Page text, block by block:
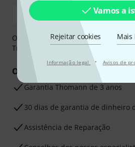
Vamos a
Rejeitar cookies Mais
Informação legal · Avisos de
O pagamento pode ser feito de
Transferência bancária, PayPal ou
Os seus benefícios
Garantia Thomann de 3 anos
30 dias de garantia de dinheiro
Assistência de Reparação